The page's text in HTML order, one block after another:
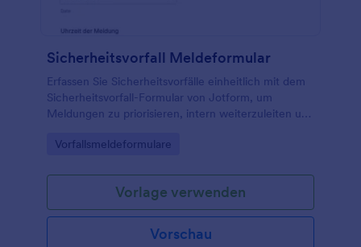
Sicherheitsvorfall Meldeformular
Erfassen Sie Sicherheitsvorfälle einheitlich mit dem
Sicherheitsvorfall-Formular von Jotform, um
Meldungen zu priorisieren, intern weiterzuleiten und
Auswertung zu vereinheitlichen.
Go to Category:
Vorfallsmeldeformulare
Vorlage verwenden
Vorschau